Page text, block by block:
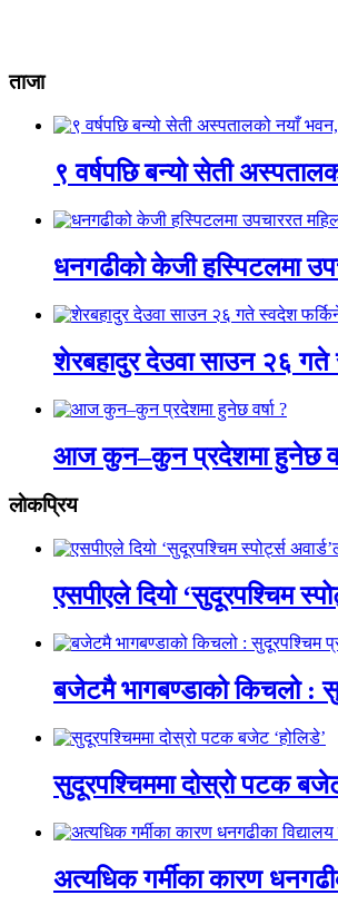
ताजा
९ वर्षपछि बन्यो सेती
धनगढीको केजी हस्पिटलमा
शेरबहादुर देउवा साउन २६ गते
आज कुन–कुन प्रदेशमा हुनेछ
लाेकप्रिय
एसपीएले दियो ‘सुदूरपश्चिम
बजेटमै भागबण्डाको किचलो :
सुदूरपश्चिममा दोस्रो पटक
अत्यधिक गर्मीका कारण